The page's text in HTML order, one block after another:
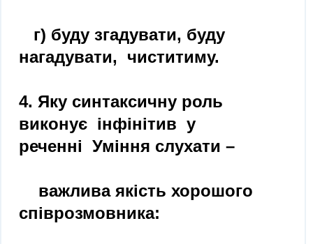
г) буду згадувати, буду
нагадувати, чиститиму.
4. Яку синтаксичну роль
виконує інфінітив у
реченні Уміння слухати –
важлива якість хорошого
співрозмовника: